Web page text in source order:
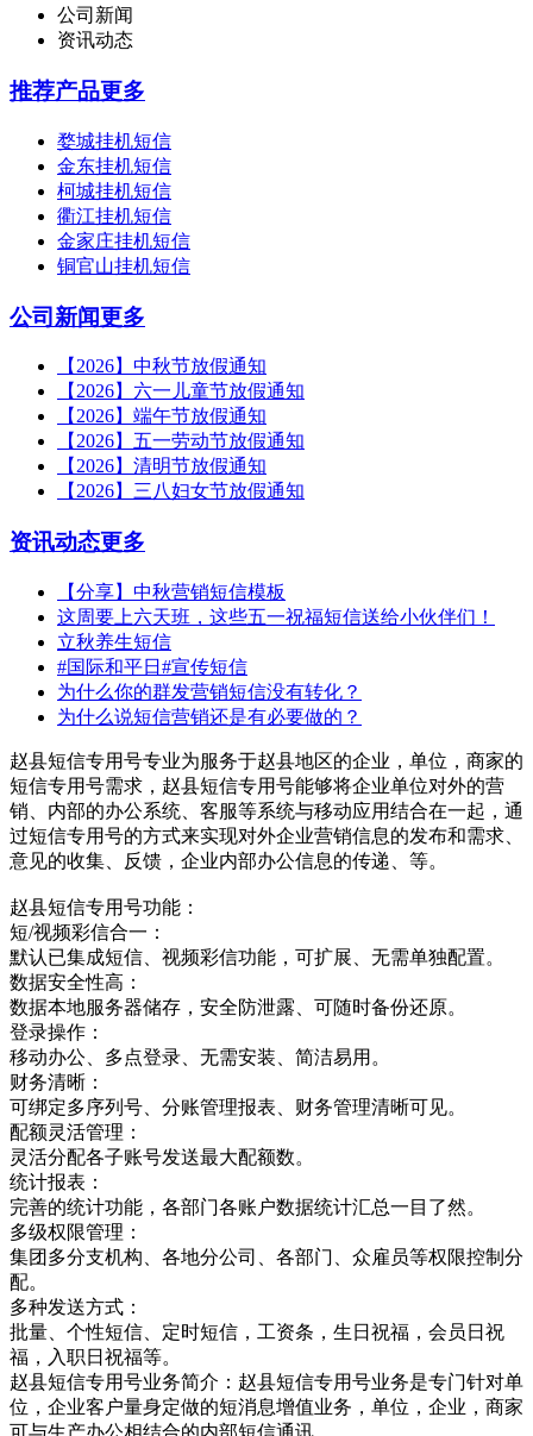
公司新闻
资讯动态
推荐产品更多
婺城挂机短信
金东挂机短信
柯城挂机短信
衢江挂机短信
金家庄挂机短信
铜官山挂机短信
公司新闻更多
【2026】中秋节放假通知
【2026】六一儿童节放假通知
【2026】端午节放假通知
【2026】五一劳动节放假通知
【2026】清明节放假通知
【2026】三八妇女节放假通知
资讯动态更多
【分享】中秋营销短信模板
这周要上六天班，这些五一祝福短信送给小伙伴们！
立秋养生短信
#国际和平日#宣传短信
为什么你的群发营销短信没有转化？
为什么说短信营销还是有必要做的？
赵县短信专用号专业为服务于赵县地区的企业，单位，商家的
短信专用号需求，赵县短信专用号能够将企业单位对外的营
销、内部的办公系统、客服等系统与移动应用结合在一起，通
过短信专用号的方式来实现对外企业营销信息的发布和需求、
意见的收集、反馈，企业内部办公信息的传递、等。
赵县短信专用号功能：
短/视频彩信合一：
默认已集成短信、视频彩信功能，可扩展、无需单独配置。
数据安全性高：
数据本地服务器储存，安全防泄露、可随时备份还原。
登录操作：
移动办公、多点登录、无需安装、简洁易用。
财务清晰：
可绑定多序列号、分账管理报表、财务管理清晰可见。
配额灵活管理：
灵活分配各子账号发送最大配额数。
统计报表：
完善的统计功能，各部门各账户数据统计汇总一目了然。
多级权限管理：
集团多分支机构、各地分公司、各部门、众雇员等权限控制分
配。
多种发送方式：
批量、个性短信、定时短信，工资条，生日祝福，会员日祝
福，入职日祝福等。
赵县短信专用号业务简介：赵县短信专用号业务是专门针对单
位，企业客户量身定做的短消息增值业务，单位，企业，商家
可与生产办公相结合的内部短信通讯，